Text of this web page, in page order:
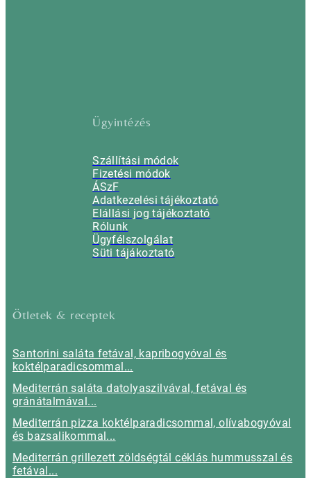
Ügyintézés
Szállítási módok
Fizetési módok
ÁSzF
Adatkezelési tájékoztató
Elállási jog tájékoztató
Rólunk
Ügyfélszolgálat
Süti tájákoztató
Ötletek & receptek
Santorini saláta fetával, kapribogyóval és
koktélparadicsommal...
Mediterrán saláta datolyaszilvával, fetával és
gránátalmával...
Mediterrán pizza koktélparadicsommal, olívabogyóval
és bazsalikommal...
Mediterrán grillezett zöldségtál céklás hummusszal és
fetával...